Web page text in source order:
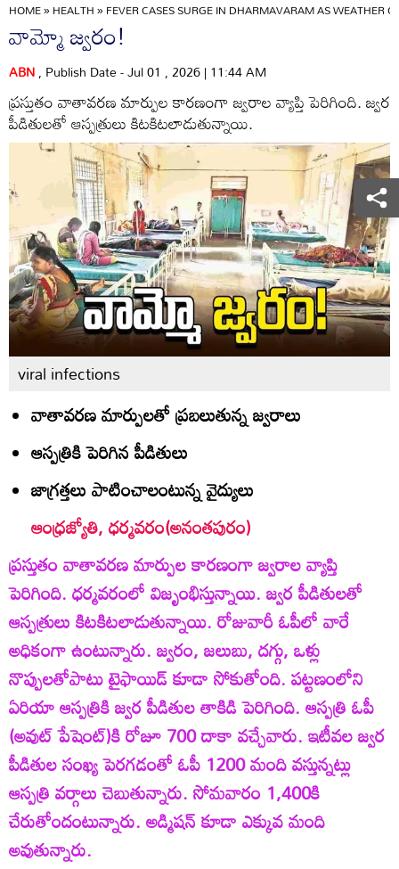
HOME»HEALTH»FEVER CASES SURGE IN DHARMAVARAM AS WEATHER
వామ్మో జ్వరం!
ABN, Publish Date - Jul 01 , 2026 | 11:44 AM
ప్రస్తుతం వాతావరణ మార్పుల కారణంగా జ్వరాల వ్యాప్తి పెరిగింది. జ్వర
పీడితులతో ఆస్పత్రులు కిటకిటలాడుతున్నాయి.
viral infections
వాతావరణ మార్పులతో ప్రబలుతున్న జ్వరాలు
ఆస్పత్రికి పెరిగిన పీడితులు
జాగ్రత్తలు పాటించాలంటున్న వైద్యులు
ఆంధ్రజ్యోతి, ధర్మవరం(అనంతపురం)
ప్రస్తుతం వాతావరణ మార్పుల కారణంగా జ్వరాల వ్యాప్తి
పెరిగింది. ధర్మవరంలో విజృంభిస్తున్నాయి. జ్వర పీడితులతో
ఆస్పత్రులు కిటకిటలాడుతున్నాయి. రోజువారీ ఓపీలో వారే
అధికంగా ఉంటున్నారు. జ్వరం, జలుబు, దగ్గు, ఒళ్లు
నొప్పులతోపాటు టైఫాయిడ్‌ కూడా సోకుతోంది. పట్టణంలోని
ఏరియా ఆస్పత్రికి జ్వర పీడితుల తాకిడి పెరిగింది. ఆస్పత్రి ఓపీ
(అవుట్‌ పేషెంట్‌)కి రోజూ 700 దాకా వచ్చేవారు. ఇటీవల జ్వర
పీడితుల సంఖ్య పెరగడంతో ఓపీ 1200 మంది వస్తున్నట్లు
ఆస్పత్రి వర్గాలు చెబుతున్నారు. సోమవారం 1,400కి
చేరుతోందంటున్నారు. అడ్మిషన్‌ కూడా ఎక్కువ మంది
అవుతున్నారు.